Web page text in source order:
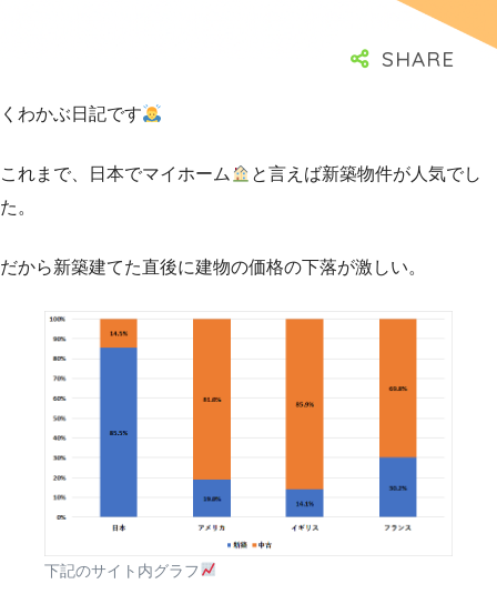
くわかぶ日記です
これまで、日本でマイホーム
と言えば新築物件が人気でし
た。
だから新築建てた直後に建物の価格の下落が激しい。
下記のサイト内グラフ